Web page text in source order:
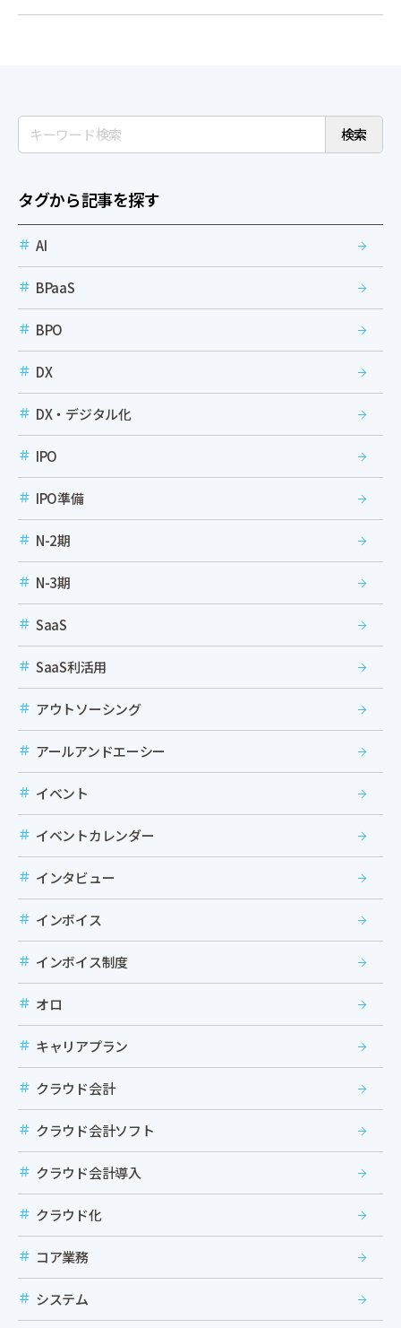
検索
タグから記事を探す
AI
BPaaS
BPO
DX
DX・デジタル化
IPO
IPO準備
N-2期
N-3期
SaaS
SaaS利活用
アウトソーシング
アールアンドエーシー
イベント
イベントカレンダー
インタビュー
インボイス
インボイス制度
オロ
キャリアプラン
クラウド会計
クラウド会計ソフト
クラウド会計導入
クラウド化
コア業務
システム